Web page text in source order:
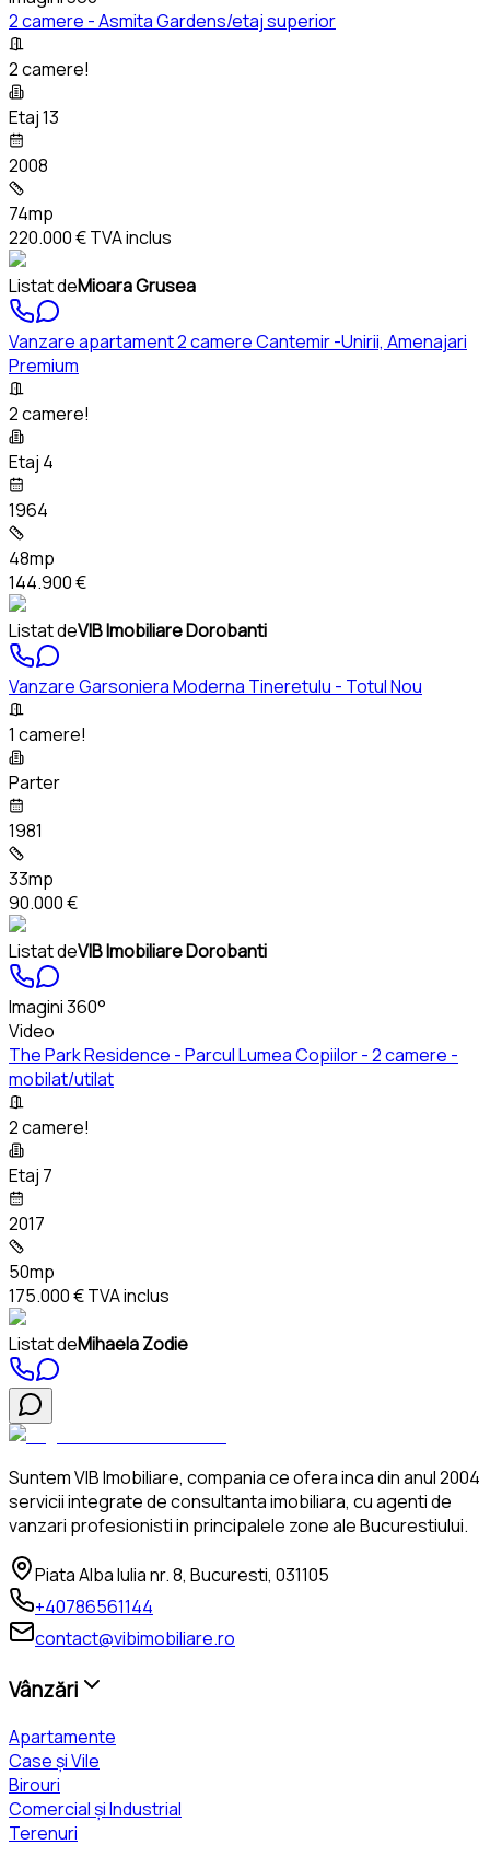
2 camere - Asmita Gardens/etaj superior
2 camere!
Etaj 13
2008
74mp
220.000 €TVA inclus
Listat deMioara Grusea
Vanzare apartament 2 camere Cantemir -Unirii, Amenajari
Premium
2 camere!
Etaj 4
1964
48mp
144.900 €
Listat deVIB Imobiliare Dorobanti
Vanzare Garsoniera Moderna Tineretulu - Totul Nou
1 camere!
Parter
1981
33mp
90.000 €
Listat deVIB Imobiliare Dorobanti
Imagini 360°
Video
The Park Residence - Parcul Lumea Copiilor - 2 camere -
mobilat/utilat
2 camere!
Etaj 7
2017
50mp
175.000 €TVA inclus
Listat deMihaela Zodie
Suntem VIB Imobiliare, compania ce ofera inca din anul 2004
servicii integrate de consultanta imobiliara, cu agenti de
vanzari profesionisti in principalele zone ale Bucurestiului.
Piata Alba Iulia nr. 8, Bucuresti, 031105
+40786561144
contact@vibimobiliare.ro
Vânzări
Apartamente
Case și Vile
Birouri
Comercial și Industrial
Terenuri